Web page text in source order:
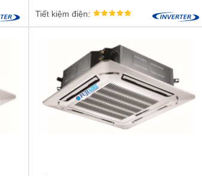
Tiết kiệm điện: